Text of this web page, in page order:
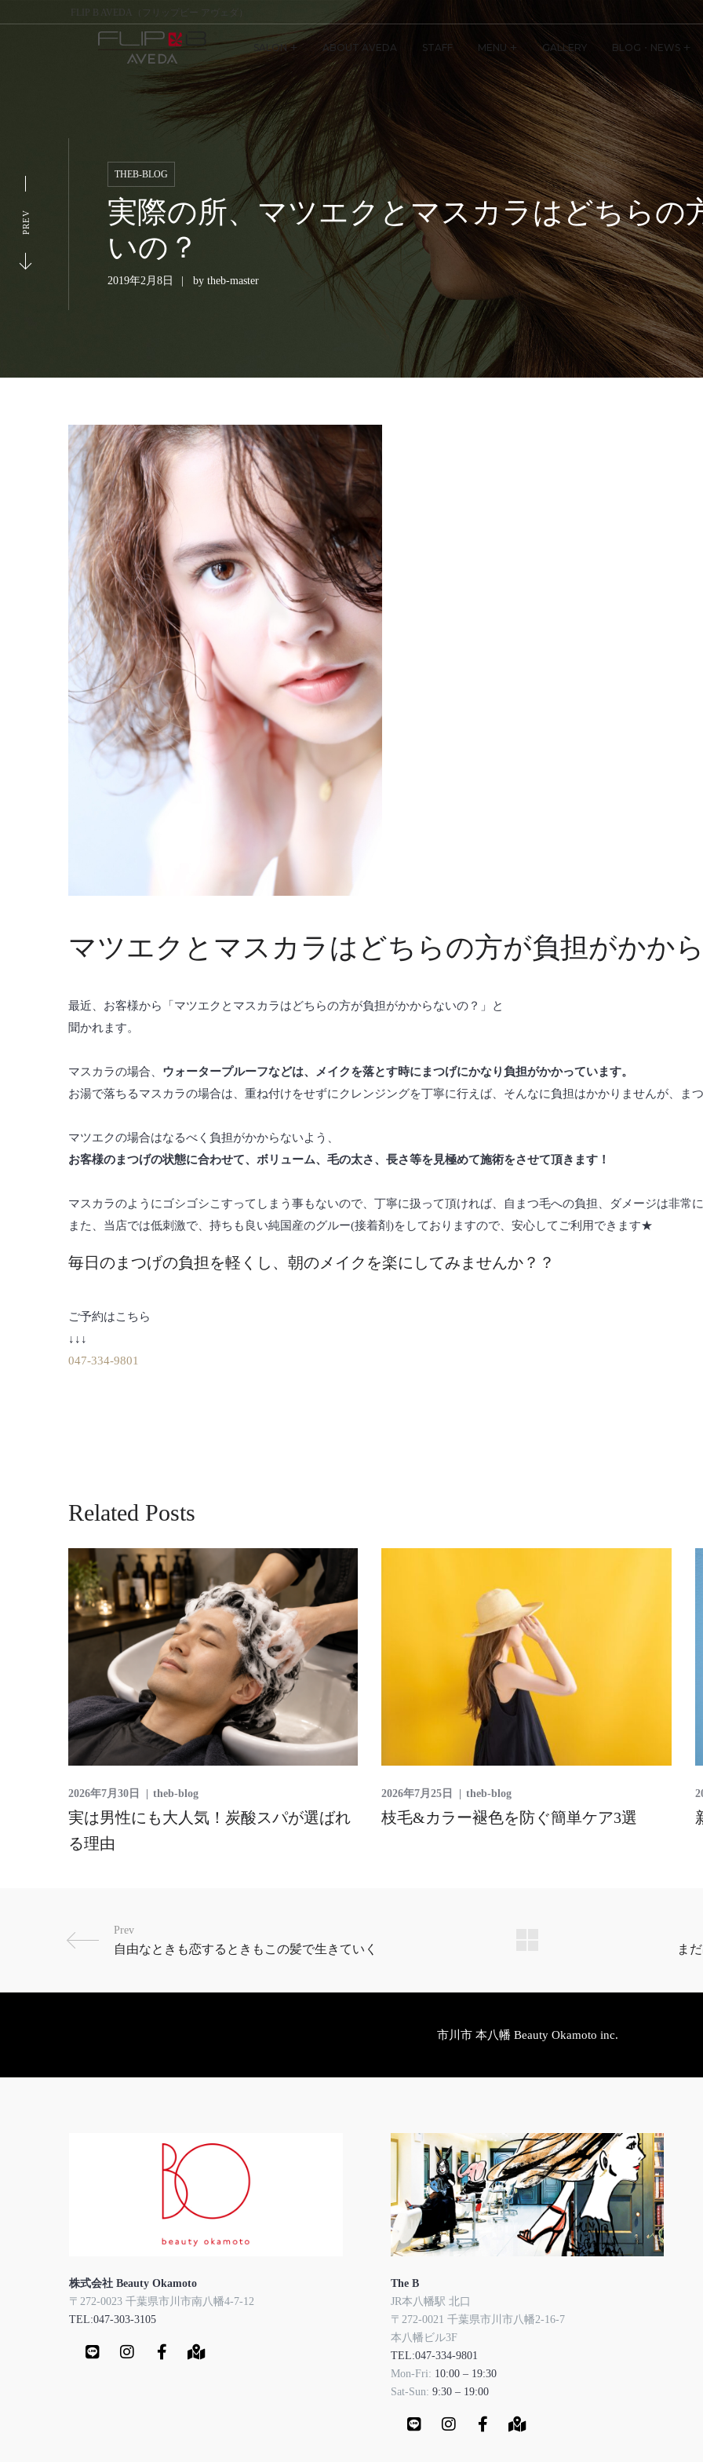
FLIP B AVEDA（フリップビー アヴェダ）
SALON ABOUT AVEDA STAFF MENU GALLERY BLOG・NEWS
THEB-BLOG
実際の所、マツエクとマスカラはどちらの
いの？
2019年2月8日 by theb-master
PREV
マツエクとマスカラはどちらの方が負担がかか
最近、お客様から「マツエクとマスカラはどちらの方が負担がかからないの？」と
聞かれます。
マスカラの場合、 ウォータープルーフなどは、メイクを落とす時にまつげにかなり負担がかかっています。
お湯で落ちるマスカラの場合は、重ね付けをせずにクレンジングを丁寧に行えば、そんなに負担はかかりませんが、ま
マツエクの場合はなるべく負担がかからないよう、
お客様のまつげの状態に合わせて、ボリューム、毛の太さ、長さ等を見極めて施術をさせて頂きます！
マスカラのようにゴシゴシこすってしまう事もないので、丁寧に扱って頂ければ、自まつ毛への負担、ダメージは非常
また、当店では低刺激で、持ちも良い純国産のグルー(接着剤)をしておりますので、安心してご利用できます★
毎日のまつげの負担を軽くし、朝のメイクを楽にしてみませんか？？
ご予約はこちら
↓↓↓
047-334-9801
Related Posts
2026年7月30日 theb-blog
実は男性にも大人気！炭酸スパが選ばれ
る理由
2026年7月25日 theb-blog
枝毛&カラー褪色を防ぐ簡単ケア3選
Prev
市川市 本八幡 Beauty Okamoto inc.
株式会社 Beauty Okamoto
〒272-0023 千葉県市川市南八幡4-7-12
TEL:047-303-3105
The B
JR本八幡駅 北口
〒272-0021 千葉県市川市八幡2-16-7
本八幡ビル3F
TEL:047-334-9801
Mon-Fri: 10:00 – 19:30
Sat-Sun: 9:30 – 19:00